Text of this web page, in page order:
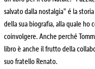
salvato dalla nostalgia” é la
della sua biografia, alla quale ho
coinvolgere. Anche perché
libro è anche il frutto della
suo fratello Renato.